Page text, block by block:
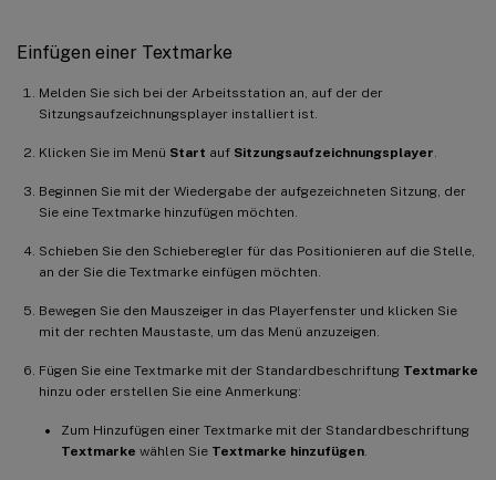
Einfügen einer Textmarke
Melden Sie sich bei der Arbeitsstation an, auf der der
Sitzungsaufzeichnungsplayer installiert ist.
Klicken Sie im Menü Start auf Sitzungsaufzeichnungsplayer
Beginnen Sie mit der Wiedergabe der aufgezeichneten Sitzung, der
Sie eine Textmarke hinzufügen möchten.
Schieben Sie den Schieberegler für das Positionieren auf die Stelle,
an der Sie die Textmarke einfügen möchten.
Bewegen Sie den Mauszeiger in das Playerfenster und klicken Sie
mit der rechten Maustaste, um das Menü anzuzeigen.
Fügen Sie eine Textmarke mit der Standardbeschriftung Textmarke
hinzu oder erstellen Sie eine Anmerkung:
Zum Hinzufügen einer Textmarke mit der Standardbeschriftung
Textmarke wählen Sie Textmarke hinzufügen